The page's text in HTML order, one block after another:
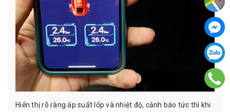
Hiển thị rõ ràng áp suất lốp và nhiệt độ, cảnh báo tức thì khi